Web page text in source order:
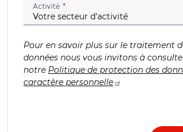
Activité (champ obligatoire)
Pour en savoir plus sur le traitement
données nous vous invitons à
notre Politique de protection des
caractère personnelle